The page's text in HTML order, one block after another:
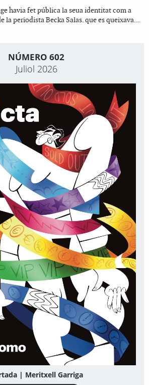
havia fet pública la seua identitat com a
la periodista Becka Salas. que es queixava...
NÚMERO 602
Juliol 2026
| Meritxell Garriga